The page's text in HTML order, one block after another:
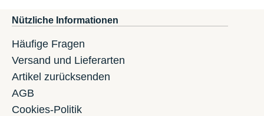
Nützliche Informationen
Häufige Fragen
Versand und Lieferarten
Artikel zurücksenden
AGB
Cookies-Politik